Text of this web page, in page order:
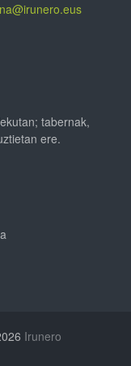
tabernak,
ere.
Irunero